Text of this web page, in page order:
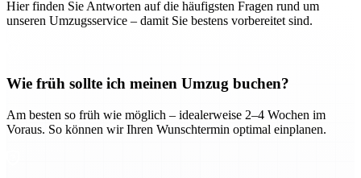
Hier finden Sie Antworten auf die häufigsten Fragen rund um
unseren Umzugsservice – damit Sie bestens vorbereitet sind.
Wie früh sollte ich meinen Umzug buchen?
Am besten so früh wie möglich – idealerweise 2–4 Wochen im
Voraus. So können wir Ihren Wunschtermin optimal einplanen.